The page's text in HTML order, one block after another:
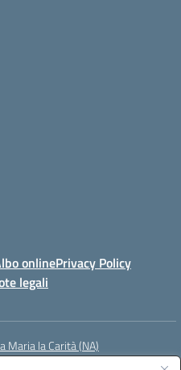
onlinePrivacy Policy
legali
Maria la Carità (NA)